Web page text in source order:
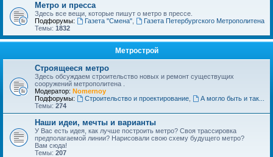
Метро и пресса
Здесь все вещи, которые пишут о метро в прессе.
Подфорумы:
Газета "Смена",
Газета Петербургского Метрополитена
Темы: 1832
Метрострой
Строящееся метро
Здесь обсуждаем строительство новых и ремонт существущих
сооружений метрополитена .
Модератор: Nomernoy
Подфорумы:
Строительство и проектирование,
А могло быть и так...
Темы: 274
Наши идеи, мечты и варианты
У Вас есть идея, как лучше построить метро? Своя трассировка
предполагаемой линии? Нарисовали свою схему будущего метро?
Вам сюда!
Темы: 207